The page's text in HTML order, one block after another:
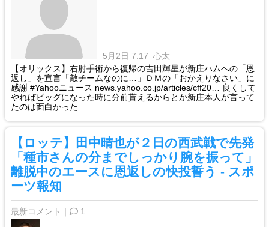
5月2日 7:17 心太
【オリックス】右肘手術から復帰の吉田輝星が新庄ハムへの「恩
返し」を宣言「敵チームなのに…」ＤＭの「おかえりなさい」に
感謝 #Yahooニュース news.yahoo.co.jp/articles/cff20… 良くして
やればビッグになった時に分前貰えるからとか新庄本人が言って
たのは面白かった
【ロッテ】田中晴也が２日の西武戦で先発
「種市さんの分までしっかり腕を振って」
離脱中のエースに恩返しの快投誓う - スポ
ーツ報知
最新コメント｜ 1